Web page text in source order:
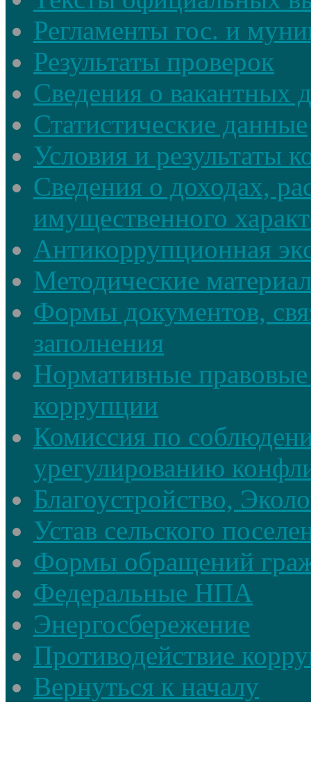
Регламенты гос. и
Результаты проверок
Сведения о вакантных
Статистические данные
Условия и результаты
Сведения о доходах,
имущественного
Антикоррупционная
Методические
Формы документов,
заполнения
Нормативные
коррупции
Комиссия по
урегулированию
Благоустройство,
Устав сельского
Формы обращений
Федеральные НПА
Энергосбережение
Противодействие
Вернуться к началу